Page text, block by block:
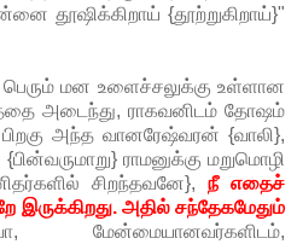
தூஷிக்கிறாய் {தூற்றுகிறாய்}"
பெரும் மன உளைச்சலுக்கு உள்ளான
அடைந்து, ராகவனிடம் தோஷம்
அந்த வானரேஷ்வரன் {வாலி},
ராமனுக்கு மறுமொழி
சிறந்தவனே}, நீ எதைச்
அதில் சந்தேகமேதும்
மேன்மையானவர்களிடம்,